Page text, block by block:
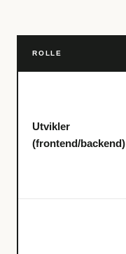
ROLLE
Utvikler
(frontend/backend)